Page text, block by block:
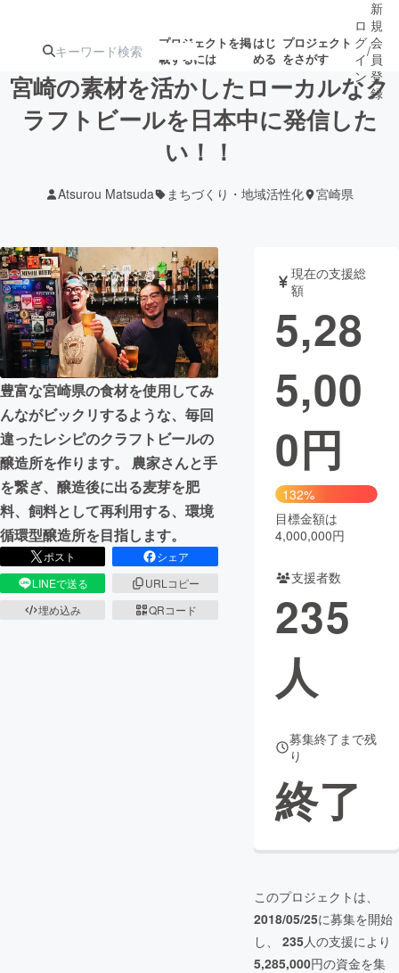
プロジェクトを掲
載するには
はじ
める
プロジェクト
をさがす
注目の新着プロ
募集終了が近いプ
テクノロジー・ガジェット
映像・映画 書籍・雑誌
ビジネス・起業 チャレンジ
まちづくり・地域活性化
CAMPFIRE for Social Good
CAMPFIRE Creation
CAMPFIREふるさと納税machi-ya コミュニティ
ロ
グ
イ
ン
/
新
規
会
員
登
録
宮崎の素材を活かしたローカルなク
ラフトビールを日本中に発信した
い！！
Atsurou Matsuda まちづくり・地域活性化 宮崎県
豊富な宮崎県の食材を使用してみ
んながビックリするような、毎回
違ったレシピのクラフトビールの
醸造所を作ります。 農家さんと手
を繋ぎ、醸造後に出る麦芽を肥
料、飼料として再利用する、環境
循環型醸造所を目指します。
ポスト
シェア
LINEで送る
URLコピー
埋め込み
QRコード
現在の支援総
額
5,28
5,00
0円
132%
目標金額は
4,000,000円
支援者数
235
人
募集終了まで残
り
終了
このプロジェクトは、
2018/05/25に募集を開始
し、 235人の支援により
5,285,000円の資金を集